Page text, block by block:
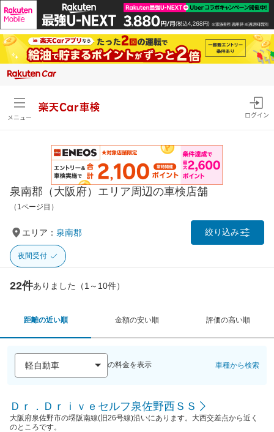
メニュー
楽天Car車検
ログイン
泉南郡（大阪府）エリア周辺の車検店舗
（1ページ目）
エリア： 泉南郡 絞り込み
夜間受付
22件ありました（1～10件）
距離の近い順 金額の安い順 評価の高い順
の料金を表示 車種から検索
Ｄｒ．Ｄｒｉｖｅセルフ泉佐野西ＳＳ
大阪府泉佐野市の堺阪南線(旧26号線)沿いにあります。大西交差点から近く
のところです。